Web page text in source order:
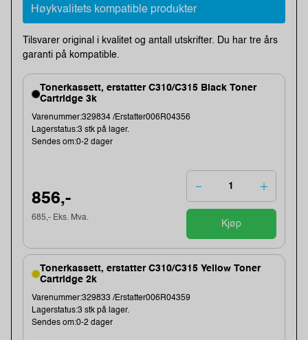
Høykvalitets kompatible produkter
Tilsvarer original i kvalitet og antall utskrifter. Du har tre års
garanti på kompatible.
Tonerkassett, erstatter C310/C315 Black Toner
Cartridge 3k
Varenummer:329834 /Erstatter006R04356
Lagerstatus:3 stk på lager.
Sendes om:0-2 dager
856,-
685,- Eks. Mva.
Kjøp
Tonerkassett, erstatter C310/C315 Yellow Toner
Cartridge 2k
Varenummer:329833 /Erstatter006R04359
Lagerstatus:3 stk på lager.
Sendes om:0-2 dager